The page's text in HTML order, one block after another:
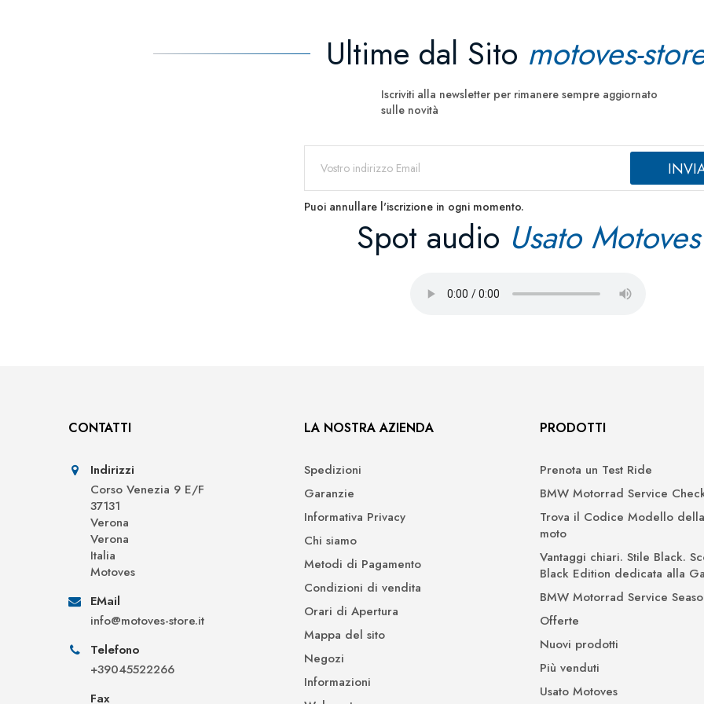
Ultime dal Sito motoves-
Iscriviti alla newsletter per rimanere sempre aggiornato
sulle novità
Puoi annullare l'iscrizione in ogni momento.
Spot audio Usato Motoves
CONTATTI
Indirizzi
Corso Venezia 9 E/F
37131
Verona
Verona
Italia
Motoves
EMail
info@motoves-store.it
Telefono
+39045522266
Fax
LA NOSTRA AZIENDA
Spedizioni
Garanzie
Informativa Privacy
Chi siamo
Metodi di Pagamento
Condizioni di vendita
Orari di Apertura
Mappa del sito
Negozi
Informazioni
PRODOTTI
Prenota un Test Ride
BMW Motorrad Service
Trova il Codice Modello
moto
Vantaggi chiari. Stile Black.
Black Edition dedicata alla
BMW Motorrad Service
Offerte
Nuovi prodotti
Più venduti
Usato Motoves